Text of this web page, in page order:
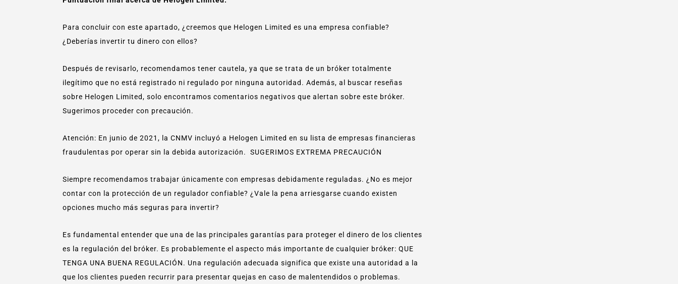
Para concluir con este apartado, ¿creemos que Helogen Limited es una empresa confiable?
¿Deberías invertir tu dinero con ellos?
Después de revisarlo, recomendamos tener cautela, ya que se trata de un bróker totalmente
ilegítimo que no está registrado ni regulado por ninguna autoridad. Además, al buscar reseñas
sobre Helogen Limited, solo encontramos comentarios negativos que alertan sobre este bróker.
Sugerimos proceder con precaución.
Atención: En junio de 2021, la CNMV incluyó a Helogen Limited en su lista de empresas financieras
fraudulentas por operar sin la debida autorización. SUGERIMOS EXTREMA PRECAUCIÓN
Siempre recomendamos trabajar únicamente con empresas debidamente reguladas. ¿No es mejor
contar con la protección de un regulador confiable? ¿Vale la pena arriesgarse cuando existen
opciones mucho más seguras para invertir?
Es fundamental entender que una de las principales garantías para proteger el dinero de los clientes
es la regulación del bróker. Es probablemente el aspecto más importante de cualquier bróker: QUE
TENGA UNA BUENA REGULACIÓN. Una regulación adecuada significa que existe una autoridad a la
que los clientes pueden recurrir para presentar quejas en caso de malentendidos o problemas.